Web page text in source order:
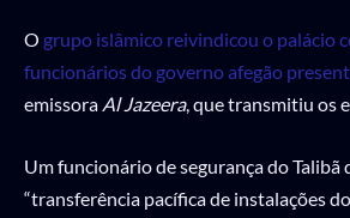
O grupo islâmico reivindicou o palácio
funcionários do governo afegão
emissora Al Jazeera, que transmitiu os
Um funcionário de segurança do Talibã
“transferência pacífica de instalações